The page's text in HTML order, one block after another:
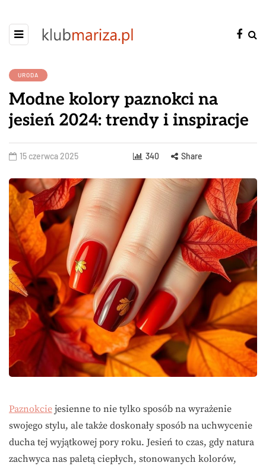
URODA
Modne kolory paznokci na
jesień 2024: trendy i inspiracje
15 czerwca 2025 340 Share
Paznokcie jesienne to nie tylko sposób na wyrażenie
swojego stylu, ale także doskonały sposób na uchwycenie
ducha tej wyjątkowej pory roku. Jesień to czas, gdy natura
zachwyca nas paletą ciepłych, stonowanych kolorów,